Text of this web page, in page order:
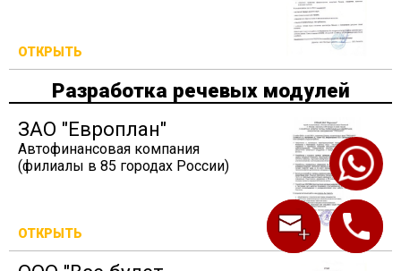
ОТКРЫТЬ
Разработка речевых модулей
ЗАО "Европлан"
Автофинансовая компания
(филиалы в 85 городах России)
ОТКРЫТЬ